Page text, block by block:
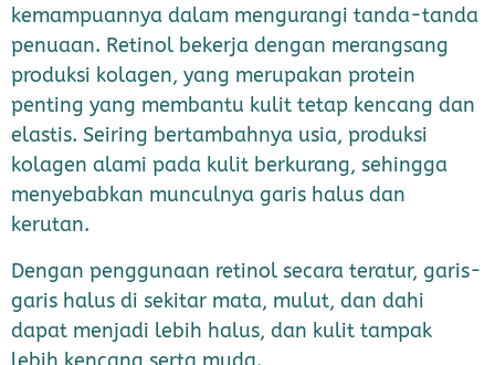
kemampuannya dalam mengurangi tanda-tanda
penuaan. Retinol bekerja dengan merangsang
produksi kolagen, yang merupakan protein
penting yang membantu kulit tetap kencang dan
elastis. Seiring bertambahnya usia, produksi
kolagen alami pada kulit berkurang, sehingga
menyebabkan munculnya garis halus dan
kerutan.
Dengan penggunaan retinol secara teratur, garis-
garis halus di sekitar mata, mulut, dan dahi
dapat menjadi lebih halus, dan kulit tampak